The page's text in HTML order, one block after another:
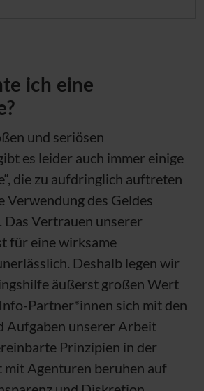
ich eine
und seriösen
es leider auch immer einige
die zu aufdringlich auftreten
Verwendung des Geldes
Das Vertrauen unserer
für eine wirksame
Deshalb legen wir
äußerst großen Wert
Partner*innen sich mit den
Aufgaben unserer Arbeit
Prinzipien in der
mit Agenturen beruhen auf